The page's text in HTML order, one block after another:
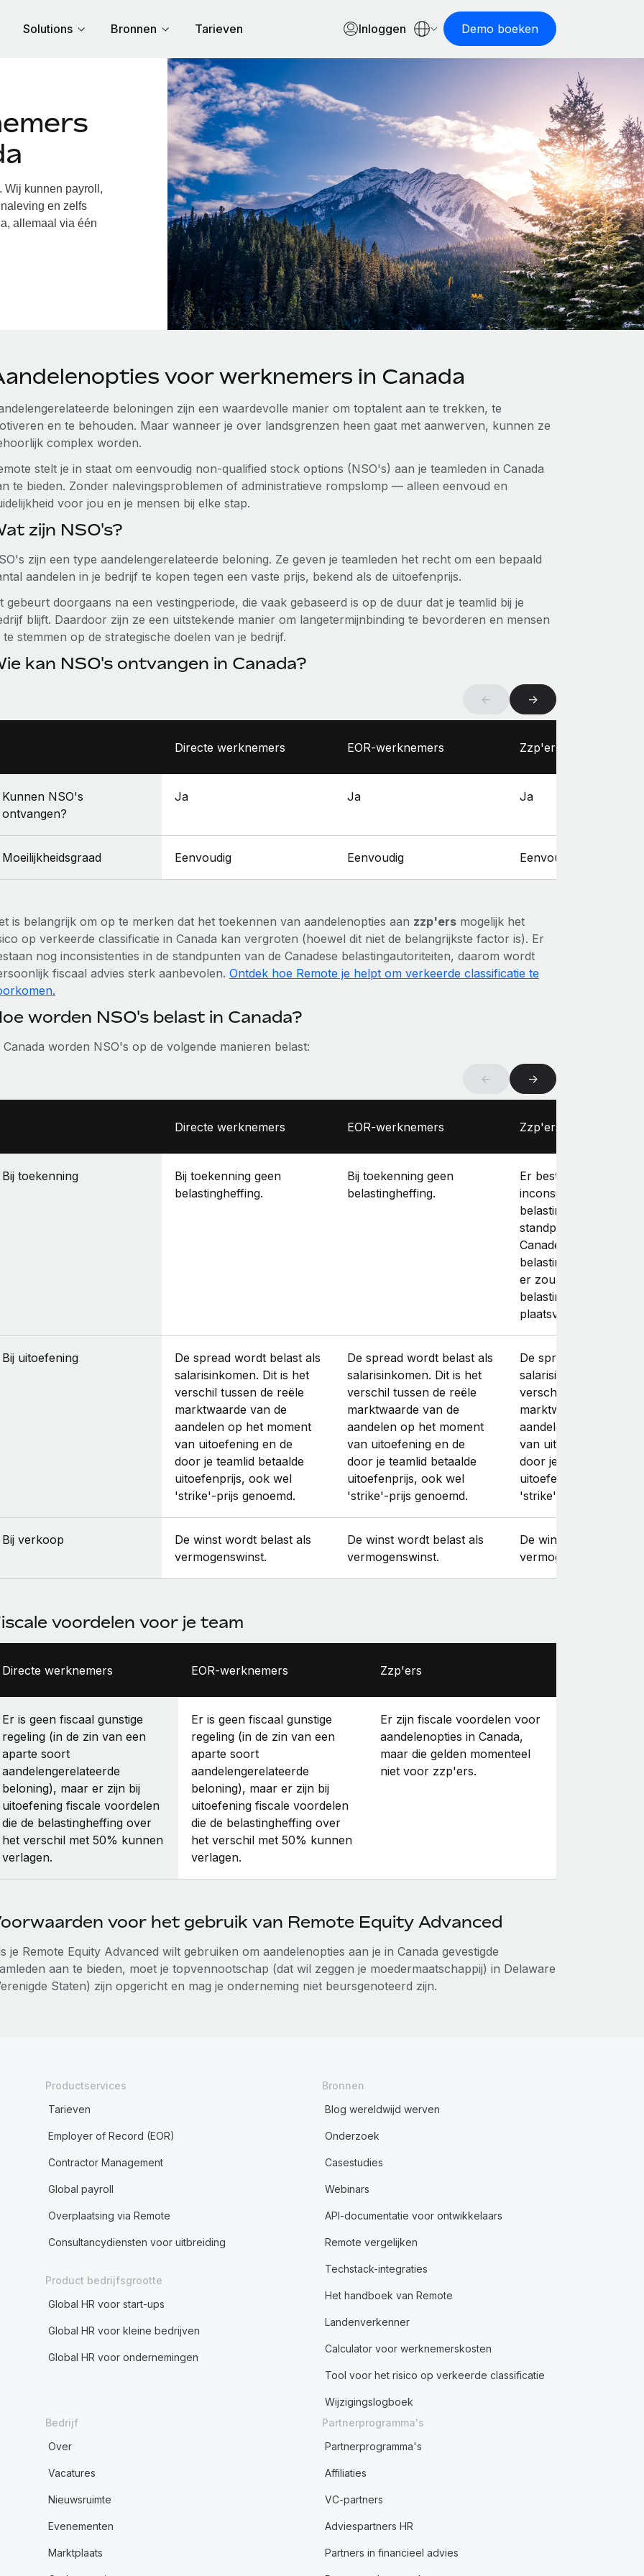
Solutions Bronnen Tarieven Inloggen Demo boeken
Wij kunnen payroll,
en zelfs
allemaal via één
voor werknemers in Canada
beloningen zijn een waardevolle manier om toptalent aan te trekken, te
en te behouden. Maar wanneer je over landsgrenzen heen gaat met aanwerven, kunnen ze
complex worden.
stelt je in staat om eenvoudig non-qualified stock options (NSO's) aan je teamleden in Canada
te bieden. Zonder nalevingsproblemen of administratieve rompslomp — alleen eenvoud en
voor jou en je mensen bij elke stap.
zijn NSO's?
zijn een type aandelengerelateerde beloning. Ze geven je teamleden het recht om een bepaald
aandelen in je bedrijf te kopen tegen een vaste prijs, bekend als de uitoefenprijs.
gebeurt doorgaans na een vestingperiode, die vaak gebaseerd is op de duur dat je teamlid bij je
blijft. Daardoor zijn ze een uitstekende manier om langetermijnbinding te bevorderen en mensen
te stemmen op de strategische doelen van je bedrijf.
kan NSO's ontvangen in Canada?
← →
Directe werknemers EOR-werknemers Zzp'ers
Kunnen NSO's
ontvangen?
Ja Ja Ja
Moeilijkheidsgraad Eenvoudig Eenvoudig Eenvoudig
is belangrijk om op te merken dat het toekennen van aandelenopties aan zzp'ersmogelijk het
op verkeerde classificatie in Canada kan vergroten (hoewel dit niet de belangrijkste factor is). Er
nog inconsistenties in de standpunten van de Canadese belastingautoriteiten, daarom wordt
fiscaal advies sterk aanbevolen. Ontdek hoe Remote je helpt om verkeerde classificatie te
worden NSO's belast in Canada?
Canada worden NSO's op de volgende manieren belast:
← →
Directe werknemers EOR-werknemers Zzp'ers
Bij toekenning
Bij toekenning geen
belastingheffing.
Bij toekenning geen
belastingheffing.
Er bestaan nog
inconsistenties in
belastingzaken en in
standpunten van de
Canadese
belastingautoriteiten,
er zou geen
belastingheffing
plaatsvinden.
Bij uitoefening
De spread wordt belast als
salarisinkomen. Dit is het
verschil tussen de reële
marktwaarde van de
aandelen op het moment
van uitoefening en de
door je teamlid betaalde
uitoefenprijs, ook wel
'strike'-prijs genoemd.
De spread wordt belast als
salarisinkomen. Dit is het
verschil tussen de reële
marktwaarde van de
aandelen op het moment
van uitoefening en de
door je teamlid betaalde
uitoefenprijs, ook wel
'strike'-prijs genoemd.
De spread wordt
salarisinkomen. Dit is
verschil tussen de
marktwaarde van de
aandelen op het
van uitoefening en de
door je teamlid
uitoefenprijs, ook wel
'strike'-prijs genoemd.
Bij verkoop
De winst wordt belast als
vermogenswinst.
De winst wordt belast als
vermogenswinst.
De winst wordt belast
vermogenswinst.
voordelen voor je team
Directe werknemers EOR-werknemers Zzp'ers
Er is geen fiscaal gunstige
regeling (in de zin van een
aparte soort
aandelengerelateerde
beloning), maar er zijn bij
uitoefening fiscale voordelen
die de belastingheffing over
het verschil met 50% kunnen
verlagen.
Er is geen fiscaal gunstige
regeling (in de zin van een
aparte soort
aandelengerelateerde
beloning), maar er zijn bij
uitoefening fiscale voordelen
die de belastingheffing over
het verschil met 50% kunnen
verlagen.
Er zijn fiscale voordelen voor
aandelenopties in Canada,
maar die gelden momenteel
niet voor zzp'ers.
voor het gebruik van Remote Equity Advanced
je Remote Equity Advanced wilt gebruiken om aandelenopties aan je in Canada gevestigde
aan te bieden, moet je topvennootschap (dat wil zeggen je moedermaatschappij) in Delaware
Staten) zijn opgericht en mag je onderneming niet beursgenoteerd zijn.
Productservices
Tarieven
Employer of Record (EOR)
Contractor Management
Global payroll
Overplaatsing via Remote
Consultancydiensten voor uitbreiding
Product bedrijfsgrootte
Global HR voor start-ups
Global HR voor kleine bedrijven
Global HR voor ondernemingen
Bronnen
Blog wereldwijd werven
Onderzoek
Casestudies
Webinars
API-documentatie voor ontwikkelaars
Remote vergelijken
Techstack-integraties
Het handboek van Remote
Landenverkenner
Calculator voor werknemerskosten
Tool voor het risico op verkeerde classificatie
Wijzigingslogboek
Bedrijf
Over
Vacatures
Nieuwsruimte
Evenementen
Marktplaats
Partnerprogramma's
Partnerprogramma's
Affiliaties
VC-partners
Adviespartners HR
Partners in financieel advies